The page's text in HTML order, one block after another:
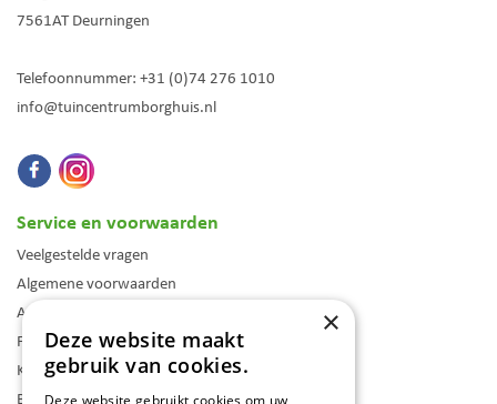
7561AT Deurningen
Telefoonnummer: +31 (0)74 276 1010
info@tuincentrumborghuis.nl
Service en voorwaarden
Veelgestelde vragen
Algemene voorwaarden
Assortiment
Folder
Klantenkaart
Blog
×
Deze website maakt
gebruik van cookies.
Deze website gebruikt cookies om uw